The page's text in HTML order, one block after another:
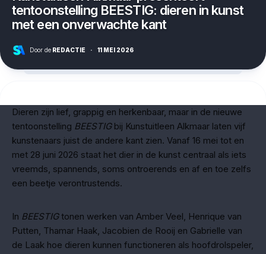
tentoonstelling BEESTIG: dieren in kunst
met een onverwachte kant
Door de REDACTIE · 11 MEI 2026
Dieren zijn lief, grappig en herkenbaar, maar in de nieuwe
tentoonstelling BEESTIGbij Kunstuitleen Alkmaar laten vijf
kunstenaars juist de andere kant zien. Vanaf 16 mei tot en
met 28 juni 2026 staat het dier in de kunst centraal als iets
vreemds, spannends, soms ontroerends en af en toe zelfs
een beetje verontrustends.
In BEESTIGtonen werken van Amber Veel, Henrique van
Putten, Thamar Haak, Jacobien de Rooij en Gabrielle van
de Laak hoe dieren kunnen functioneren als hoofdrolspeler,